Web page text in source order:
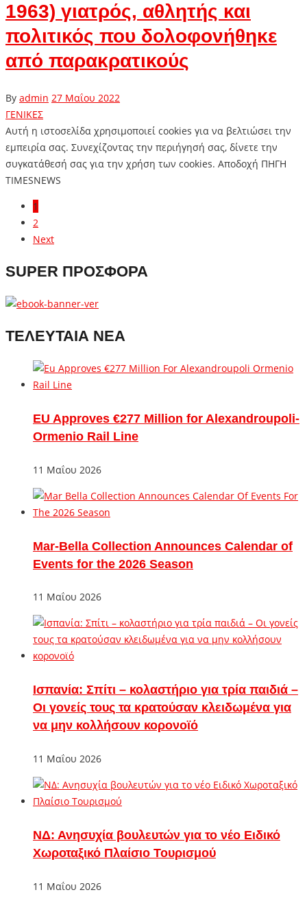
1963) γιατρός, αθλητής και
πολιτικός που δολοφονήθηκε
από παρακρατικούς
By admin 27 Μαΐου 2022
ΓΕΝΙΚΕΣ
Αυτή η ιστοσελίδα χρησιμοποιεί cookies για να βελτιώσει την
εμπειρία σας. Συνεχίζοντας την περιήγησή σας, δίνετε την
συγκατάθεσή σας για την χρήση των cookies. Aποδοχή ΠΗΓΗ
TIMESNEWS
1
2
Next
SUPER ΠΡΟΣΦΟΡΑ
ΤΕΛΕΥΤΑΙΑ ΝΕΑ
EU Approves €277 Million for Alexandroupoli-
Ormenio Rail Line
11 Μαΐου 2026
Mar-Bella Collection Announces Calendar of
Events for the 2026 Season
11 Μαΐου 2026
Ισπανία: Σπίτι – κολαστήριο για τρία παιδιά –
Οι γονείς τους τα κρατούσαν κλειδωμένα για
να μην κολλήσουν κορονοϊό
11 Μαΐου 2026
ΝΔ: Ανησυχία βουλευτών για το νέο Ειδικό
Χωροταξικό Πλαίσιο Τουρισμού
11 Μαΐου 2026